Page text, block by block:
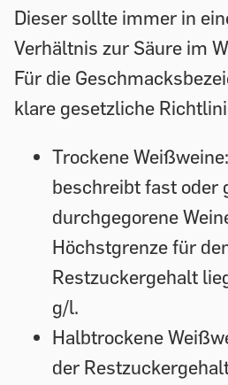
Dieser sollte immer in
Verhältnis zur Säure im
Für die
klare gesetzliche
Trockene Weißweine:
beschreibt fast oder
durchgegorene
Höchstgrenze für
Restzuckergehalt
g/l.
Halbtrockene
der